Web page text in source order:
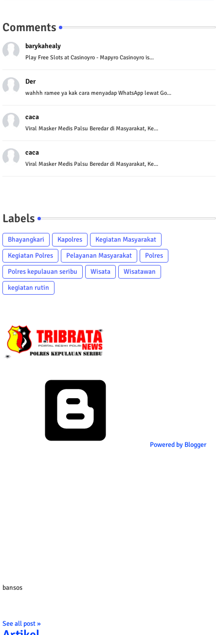
Comments
barykahealy
Play Free Slots at Casinoyro - Mapyro Casinoyro is...
Der
wahhh ramee ya kak cara menyadap WhatsApp lewat Go...
caca
Viral Masker Medis Palsu Beredar di Masyarakat, Ke...
caca
Viral Masker Medis Palsu Beredar di Masyarakat, Ke...
Labels
Bhayangkari Kapolres
Kegiatan Masyarakat
Kegiatan Polres
Pelayanan Masyarakat
Polres
Polres kepulauan seribu
Wisata
Wisatawan
kegiatan rutin
Powered by Blogger
bansos
See all post »